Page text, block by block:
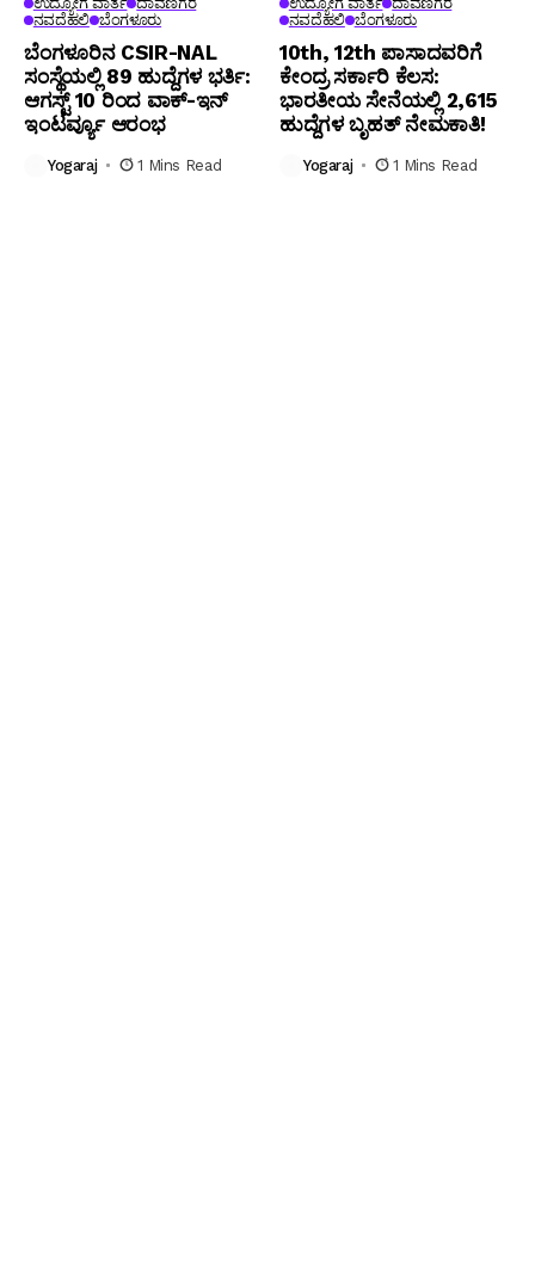
ನವದೆಹಲಿ ಬೆಂಗಳೂರು
ಬೆಂಗ‌ಳೂರಿನ CSIR-NAL
ಸಂಸ್ಥೆಯಲ್ಲಿ 89 ಹುದ್ದೆಗಳ ಭರ್ತಿ:
ಆಗಸ್ಟ್ 10 ರಿಂದ ವಾಕ್-ಇನ್
ಇಂಟರ್ವ್ಯೂ ಆರಂಭ
Yogaraj 1 Mins Read
ನವದೆಹಲಿ ಬೆಂಗಳೂರು
10th, 12th ಪಾಸಾದವರಿಗೆ
ಕೇಂದ್ರ ಸರ್ಕಾರಿ ಕೆಲಸ:
ಭಾರತೀಯ ಸೇನೆಯಲ್ಲಿ 2,615
ಹುದ್ದೆಗಳ ಬೃಹತ್ ನೇಮಕಾತಿ!
Yogaraj 1 Mins Read